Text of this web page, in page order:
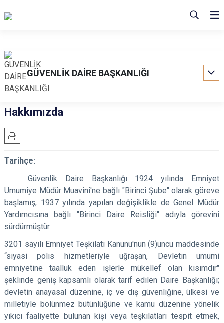
GÜVENLİK DAİRE BAŞKANLIĞI
Hakkımızda
Tarihçe:
Güvenlik Daire Başkanlığı 1924 yılında Emniyet
Umumiye Müdür Muavini'ne bağlı "Birinci Şube" olarak göreve
başlamış, 1937 yılında yapılan değişiklikle de Genel Müdür
Yardımcısına bağlı "Birinci Daire Reisliği" adıyla görevini
sürdürmüştür.
3201 sayılı Emniyet Teşkilatı Kanunu'nun (9)uncu maddesinde
“siyasi polis hizmetleriyle uğraşan, Devletin umumi
emniyetine taalluk eden işlerle mükellef olan kısımdır"
şeklinde geniş kapsamlı olarak tarif edilen Daire Başkanlığı;
devletin anayasal düzenine, iç ve dış güvenliğine, ülkesi ve
milletiyle bölünmez bütünlüğüne ve kamu düzenine yönelik
yıkıcı faaliyette bulunan kişi veya teşkilatları tespit etmek,